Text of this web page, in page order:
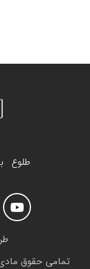
طلوع
تمامی حقوق